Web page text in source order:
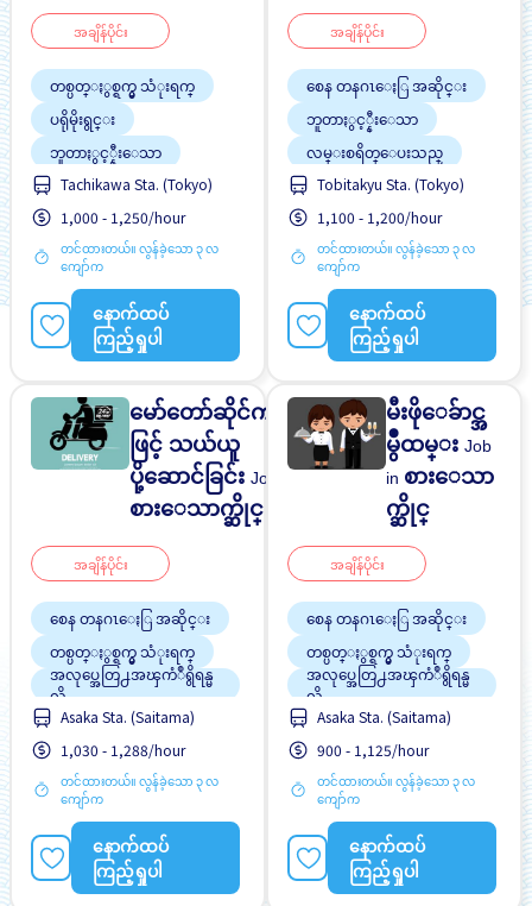
အချိန်ပိုင်း
တစ္ပတ္ႏွစ္ရက္မွ သံုးရက္
ပရိုမိုးရွင္း
ဘူတာႏွင့္နီးေသာ
လမ္းစရိတ္ေပးသည္
အလုပ္အေတြ႕အၾကံဳရွိရန္မ
လို
Tachikawa Sta. (Tokyo)
1,000 - 1,250/hour
တင်ထားတယ်။ လွန်ခဲ့သော ၃ လ
ကျော်က
နောက်ထပ်
ကြည့်ရှုပါ
အချိန်ပိုင်း
စေန တနဂၤေႏြ အဆိုင္း
ဘူတာႏွင့္နီးေသာ
လမ္းစရိတ္ေပးသည္
အမျိုးသမီး ပို၍လိုလားသည်
အမျိုးသား ပို၍လိုလားသည်
အလုပ္အေတြ႕အၾကံဳရွိရန္မ
လို
အခ်ိန္ပိုနည္းေသာ
Tobitakyu Sta. (Tokyo)
1,100 - 1,200/hour
တင်ထားတယ်။ လွန်ခဲ့သော ၃ လ
ကျော်က
နောက်ထပ်
ကြည့်ရှုပါ
မော်တော်ဆိုင်ကယ်
ဖြင့် သယ်ယူ
ပို့ဆောင်ခြင်းJob in
စားေသာက္ဆိုင္
အချိန်ပိုင်း
စေန တနဂၤေႏြ အဆိုင္း
တစ္ပတ္ႏွစ္ရက္မွ သံုးရက္
အလုပ္အေတြ႕အၾကံဳရွိရန္မ
လို
အလုပ္ခ်ိန္နည္းေသာ
Asaka Sta. (Saitama)
1,030 - 1,288/hour
တင်ထားတယ်။ လွန်ခဲ့သော ၃ လ
ကျော်က
နောက်ထပ်
ကြည့်ရှုပါ
မီးဖိုေခ်ာင္အ
မွဳထမ္းJob
in စားေသာ
က္ဆိုင္
အချိန်ပိုင်း
စေန တနဂၤေႏြ အဆိုင္း
တစ္ပတ္ႏွစ္ရက္မွ သံုးရက္
အလုပ္အေတြ႕အၾကံဳရွိရန္မ
လို
အလုပ္ခ်ိန္နည္းေသာ
Asaka Sta. (Saitama)
900 - 1,125/hour
တင်ထားတယ်။ လွန်ခဲ့သော ၃ လ
ကျော်က
နောက်ထပ်
ကြည့်ရှုပါ